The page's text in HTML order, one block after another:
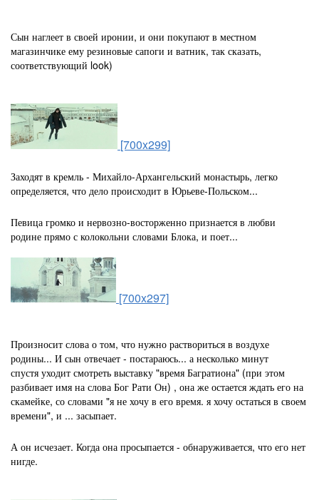
Сын наглеет в своей иронии, и они покупают в местном
магазинчике ему резиновые сапоги и ватник, так сказать,
соответствующий look)
[700x299]
Заходят в кремль - Михайло-Архангельский монастырь, легко
определяется, что дело происходит в Юрьеве-Польском...
Певица громко и нервозно-восторженно признается в любви
родине прямо с колокольни словами Блока, и поет...
[700x297]
Произносит слова о том, что нужно раствориться в воздухе
родины... И сын отвечает - постараюсь... а несколько минут
спустя уходит смотреть выставку "время Багратиона" (при этом
разбивает имя на слова Бог Рати Он) , она же остается ждать его на
скамейке, со словами "я не хочу в его время. я хочу остаться в своем
времени", и ... засыпает.
А он исчезает. Когда она просыпается - обнаруживается, что его нет
нигде.